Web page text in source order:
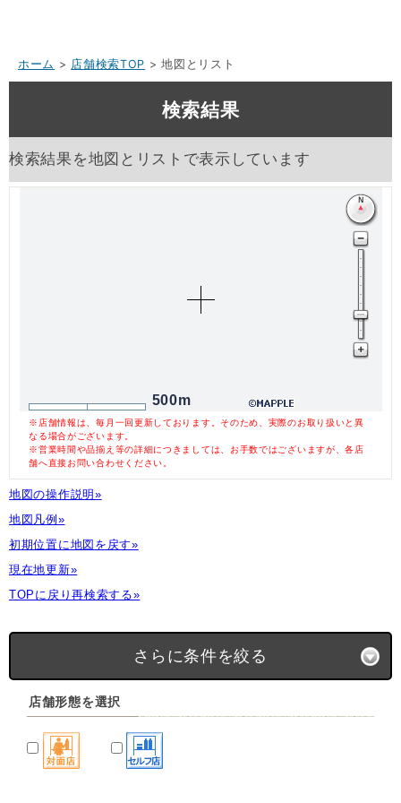
ホーム > 店舗検索TOP > 地図とリスト
検索結果
検索結果を地図とリストで表示しています
500m
※店舗情報は、毎月一回更新しております。そのため、実際のお取り扱いと異
なる場合がございます。
※営業時間や品揃え等の詳細につきましては、お手数ではございますが、各店
舗へ直接お問い合わせください。
地図の操作説明»
地図凡例»
初期位置に地図を戻す»
現在地更新»
TOPに戻り再検索する»
さらに条件を絞る
店舗形態を選択